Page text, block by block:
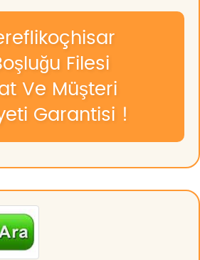
Filesi
Ve Müşteri
Garantisi !